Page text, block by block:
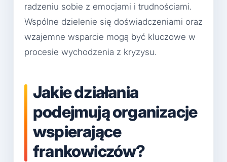
radzeniu sobie z emocjami i trudnościami.
Wspólne dzielenie się doświadczeniami oraz
wzajemne wsparcie mogą być kluczowe w
procesie wychodzenia z kryzysu.
Jakie działania
podejmują organizacje
wspierające
frankowiczów?